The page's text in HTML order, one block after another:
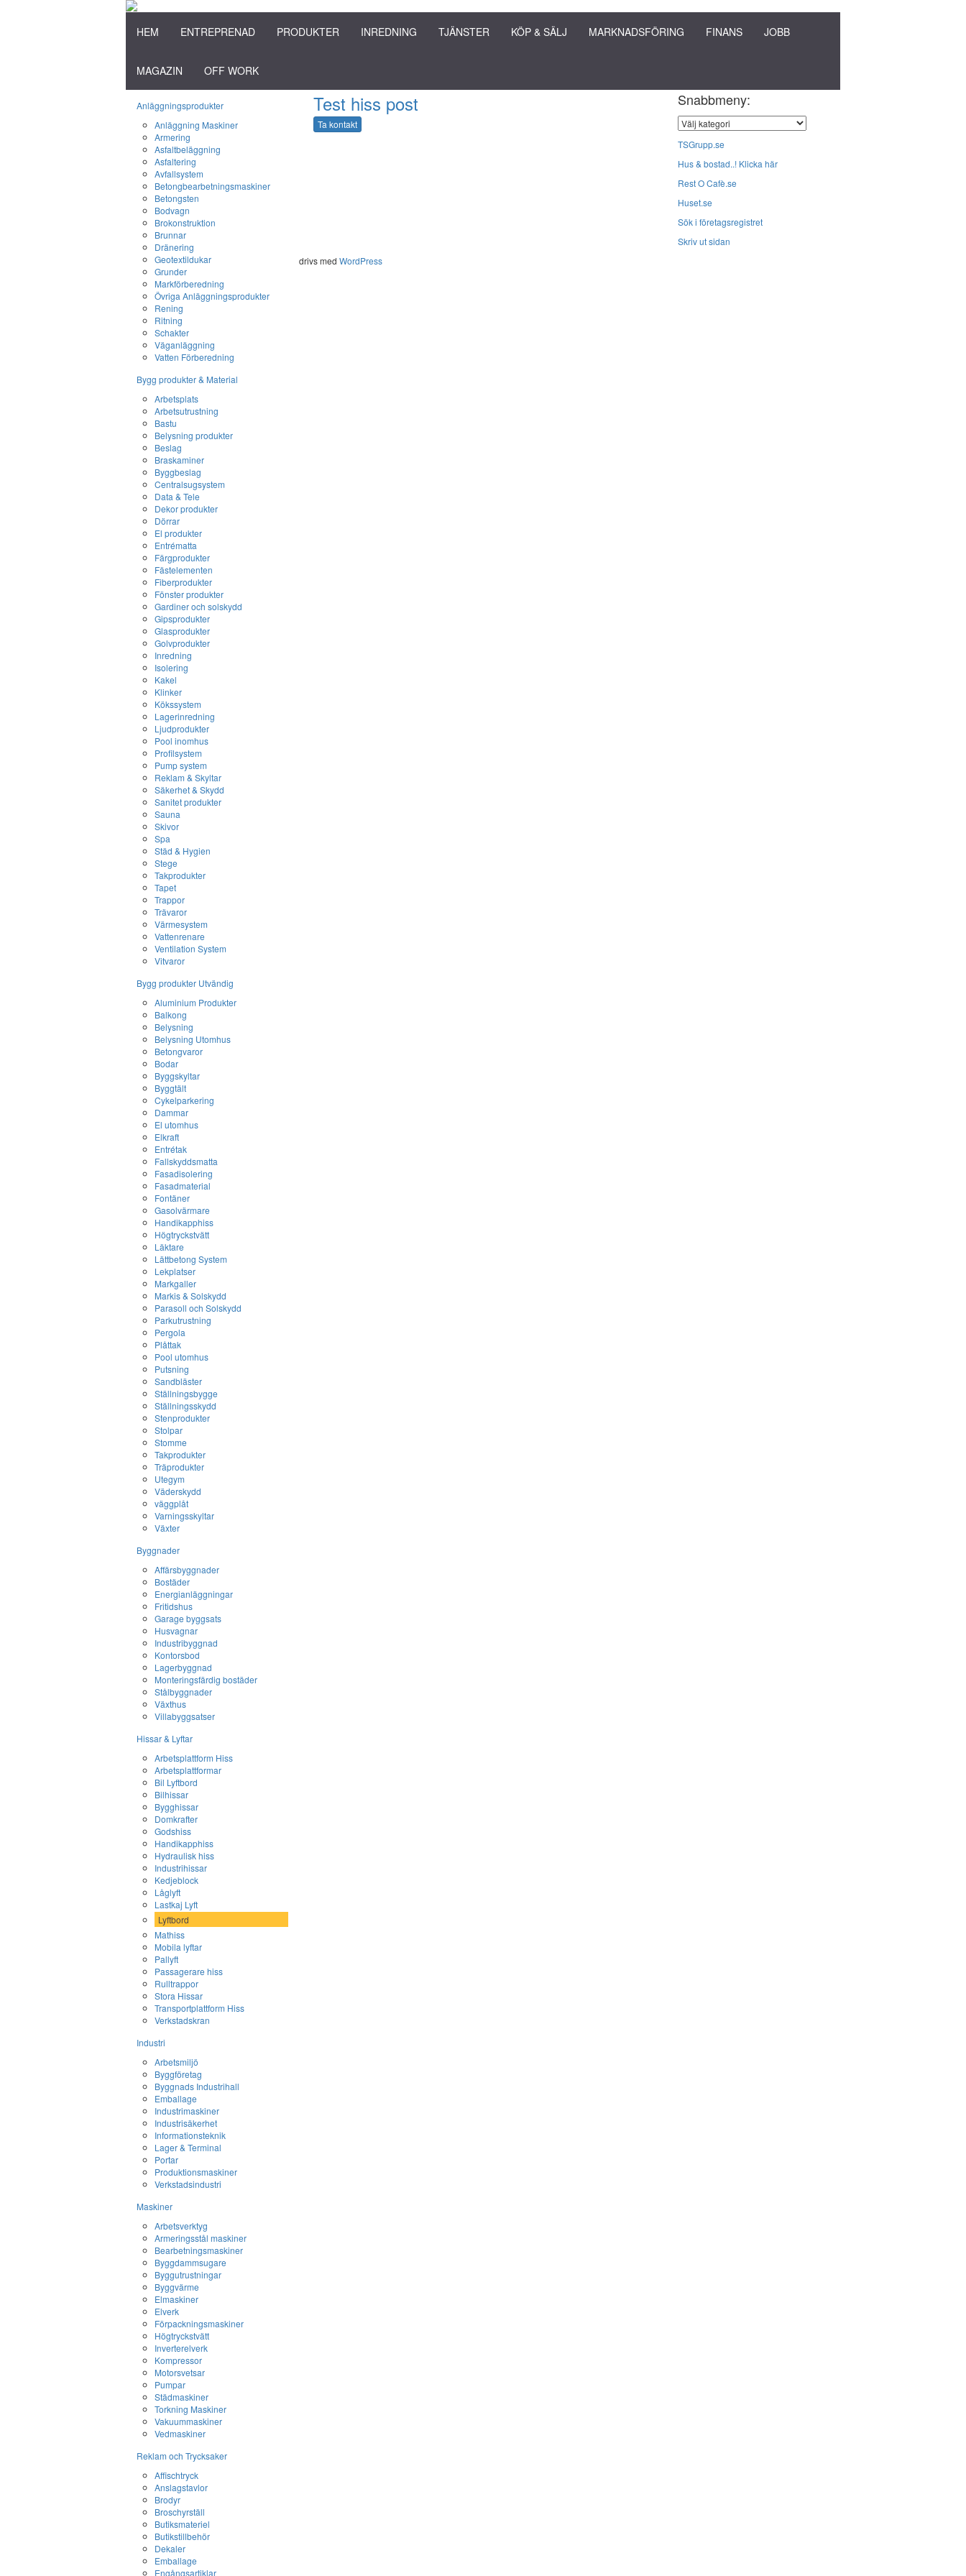
HEM ENTREPRENAD PRODUKTER INREDNING TJÄNSTER KÖP & SÄLJ MARKNADSFÖRING FINANS JOBB
MAGAZIN OFF WORK
Anläggningsprodukter
Anläggning Maskiner
Armering
Asfaltbeläggning
Asfaltering
Avfallsystem
Betongbearbetningsmaskiner
Betongsten
Bodvagn
Brokonstruktion
Brunnar
Dränering
Geotextildukar
Grunder
Markförberedning
Övriga Anläggningsprodukter
Rening
Ritning
Schakter
Väganläggning
Vatten Förberedning
Bygg produkter & Material
Arbetsplats
Arbetsutrustning
Bastu
Belysning produkter
Beslag
Braskaminer
Byggbeslag
Centralsugsystem
Data & Tele
Dekor produkter
Dörrar
El produkter
Entrématta
Färgprodukter
Fästelementen
Fiberprodukter
Fönster produkter
Gardiner och solskydd
Gipsprodukter
Glasprodukter
Golvprodukter
Inredning
Isolering
Kakel
Klinker
Kökssystem
Lagerinredning
Ljudprodukter
Pool inomhus
Profilsystem
Pump system
Reklam & Skyltar
Säkerhet & Skydd
Sanitet produkter
Sauna
Skivor
Spa
Städ & Hygien
Stege
Takprodukter
Tapet
Trappor
Trävaror
Värmesystem
Vattenrenare
Ventilation System
Vitvaror
Bygg produkter Utvändig
Aluminium Produkter
Balkong
Belysning
Belysning Utomhus
Betongvaror
Bodar
Byggskyltar
Byggtält
Cykelparkering
Dammar
El utomhus
Elkraft
Entrétak
Fallskyddsmatta
Fasadisolering
Fasadmaterial
Fontäner
Gasolvärmare
Handikapphiss
Högtryckstvätt
Läktare
Lättbetong System
Lekplatser
Markgaller
Markis & Solskydd
Parasoll och Solskydd
Parkutrustning
Pergola
Plåttak
Pool utomhus
Putsning
Sandbläster
Ställningsbygge
Ställningsskydd
Stenprodukter
Stolpar
Stomme
Takprodukter
Träprodukter
Utegym
Väderskydd
väggplåt
Varningsskyltar
Växter
Byggnader
Affärsbyggnader
Bostäder
Energianläggningar
Fritidshus
Garage byggsats
Husvagnar
Industribyggnad
Kontorsbod
Lagerbyggnad
Monteringsfärdig bostäder
Stålbyggnader
Växthus
Villabyggsatser
Hissar & Lyftar
Arbetsplattform Hiss
Arbetsplattformar
Bil Lyftbord
Bilhissar
Bygghissar
Domkrafter
Godshiss
Handikapphiss
Hydraulisk hiss
Industrihissar
Kedjeblock
Låglyft
Lastkaj Lyft
Lyftbord
Mathiss
Mobila lyftar
Pallyft
Passagerare hiss
Rulltrappor
Stora Hissar
Transportplattform Hiss
Verkstadskran
Industri
Arbetsmiljö
Byggföretag
Byggnads Industrihall
Emballage
Industrimaskiner
Industrisäkerhet
Informationsteknik
Lager & Terminal
Portar
Produktionsmaskiner
Verkstadsindustri
Maskiner
Arbetsverktyg
Armeringsstål maskiner
Bearbetningsmaskiner
Byggdammsugare
Byggutrustningar
Byggvärme
Elmaskiner
Elverk
Förpackningsmaskiner
Högtryckstvätt
Inverterelverk
Kompressor
Motorsvetsar
Pumpar
Städmaskiner
Torkning Maskiner
Vakuummaskiner
Vedmaskiner
Reklam och Trycksaker
Affischtryck
Anslagstavlor
Brodyr
Broschyrställ
Butiksmateriel
Butikstillbehör
Dekaler
Emballage
Engångsartiklar
Test hiss post
Ta kontakt
Snabbmeny:
TSGrupp.se
Hus & bostad..! Klicka här
Rest O Cafè.se
Huset.se
Sök i företagsregistret
Skriv ut sidan
drivs med WordPress